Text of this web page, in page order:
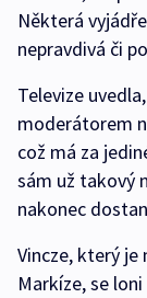
Některá
nepravdivá či
Televize
moderátorem
což má za
sám už takový
nakonec
Vincze, který
Markíze, se